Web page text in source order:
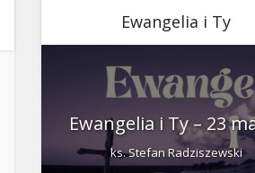
Ewangelia i Ty
Ewangelia i Ty – 23
ks. Stefan Radziszewski